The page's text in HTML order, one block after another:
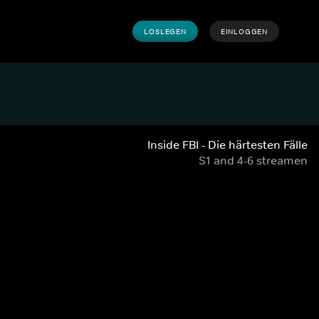
LOSLEGEN EINLOGGEN
Inside FBI - Die härtesten Fälle
S1 and 4-6 streamen